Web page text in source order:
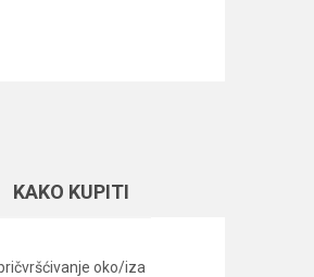
KAKO KUPITI
oko/iza